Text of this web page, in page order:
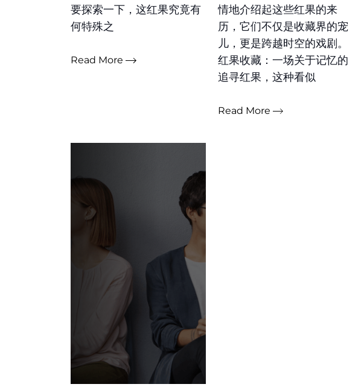
要探索一下，这红果究竟有
何特殊之
Read More
情地介绍起这些红果的来
历，它们不仅是收藏界的宠
儿，更是跨越时空的戏剧。
红果收藏：一场关于记忆的
追寻红果，这种看似
Read More